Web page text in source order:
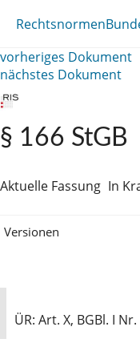
Rechtsnormen
vorheriges Dokument
nächstes Dokument
§ 166 StGB
Aktuelle Fassung In
Versionen
ÜR: Art. X, BGBl. I